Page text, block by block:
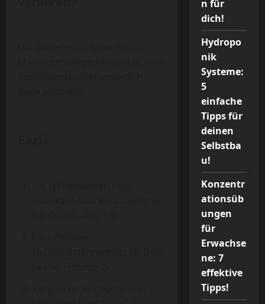
n für
dich!
Hydropo
nik
Systeme:
5
einfache
Tipps für
deinen
Selbstba
u!
Konzentr
ationsüb
ungen
für
Erwachse
ne: 7
effektive
Tipps!